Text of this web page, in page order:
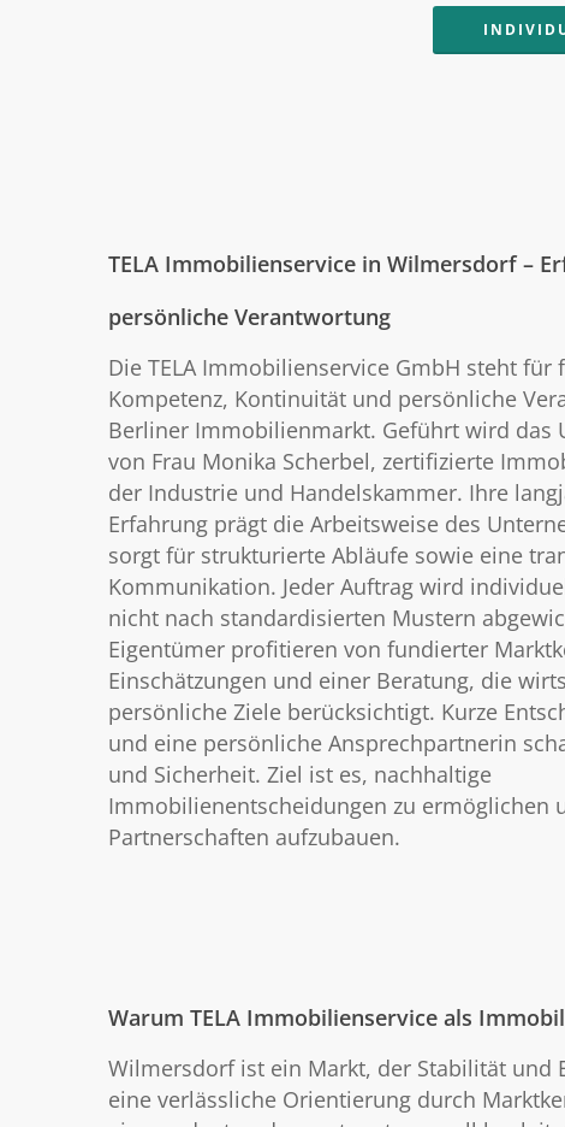
TELA Immobilienservice in Wilmersdorf –
persönliche Verantwortung
Die TELA Immobilienservice GmbH steht für
Kompetenz, Kontinuität und persönliche
Berliner Immobilienmarkt. Geführt wird das
von Frau Monika Scherbel, zertifizierte
der Industrie und Handelskammer. Ihre
Erfahrung prägt die Arbeitsweise des
sorgt für strukturierte Abläufe sowie eine
Kommunikation. Jeder Auftrag wird
nicht nach standardisierten Mustern
Eigentümer profitieren von fundierter
Einschätzungen und einer Beratung, die
persönliche Ziele berücksichtigt. Kurze
und eine persönliche Ansprechpartnerin
und Sicherheit. Ziel ist es, nachhaltige
Immobilienentscheidungen zu ermöglichen
Partnerschaften aufzubauen.
Warum TELA Immobilienservice als
Wilmersdorf ist ein Markt, der Stabilität und
eine verlässliche Orientierung durch